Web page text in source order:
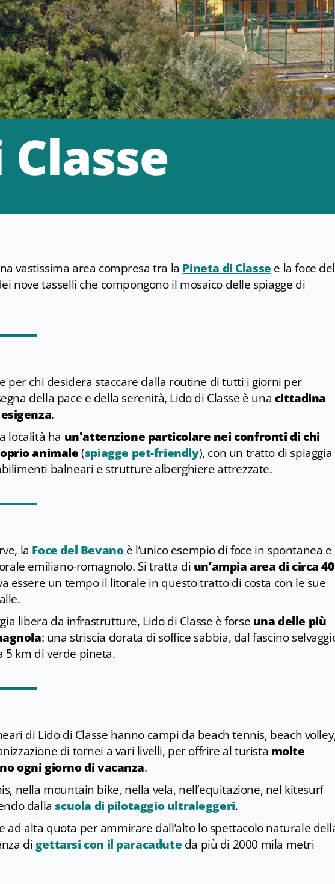
vastissima area compresa tra la Pineta di Classe e la foce del
nove tasselli che compongono il mosaico delle spiagge di
per chi desidera staccare dalla routine di tutti i giorni per
della pace e della serenità, Lido di Classe è una cittadina
.
località ha un'attenzione particolare nei confronti di chi
animale(spiagge pet-friendly), con un tratto di spiaggia
balneari e strutture alberghiere attrezzate.
la Foce del Bevanoè l’unico esempio di foce in spontanea e
emiliano-romagnolo. Si tratta di un’ampia area di circa 40
essere un tempo il litorale in questo tratto di costa con le sue
libera da infrastrutture, Lido di Classe è forse una delle più
: una striscia dorata di soffice sabbia, dal fascino
km di verde pineta.
di Lido di Classe hanno campi da beach tennis, beach
di tornei a vari livelli, per offrire al turista molte
ogni giorno di vacanza.
nella mountain bike, nella vela, nell’equitazione, nel kitesurf
dallascuola di pilotaggio ultraleggeri.
ad alta quota per ammirare dall’alto lo spettacolo naturale
digettarsi con il paracadute da più di 2000 mila metri